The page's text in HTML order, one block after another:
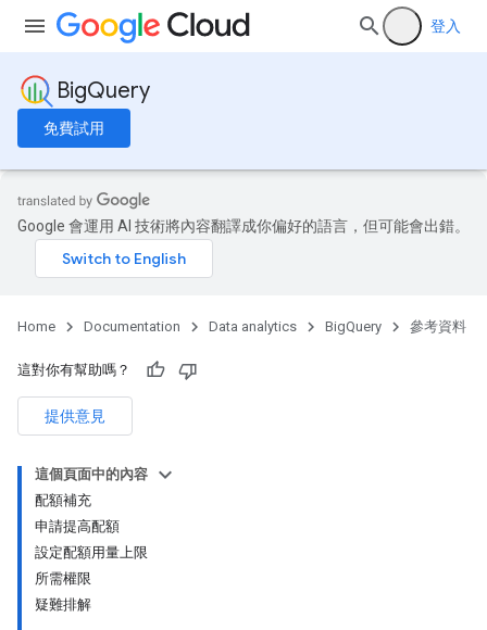
登入
BigQuery
免費試用
Google 會運用 AI 技術將內容翻譯成你偏好的語言，但可能會出錯。
Home Documentation Data analytics BigQuery 參考資料
這對你有幫助嗎？
提供意見
這個頁面中的內容
配額補充
申請提高配額
設定配額用量上限
所需權限
疑難排解